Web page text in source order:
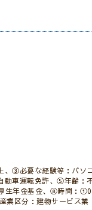
③必要な経験等：パソ
動車運転免許、⑤年齢
厚生年金基金、⑧時間
業区分：建物サービス業